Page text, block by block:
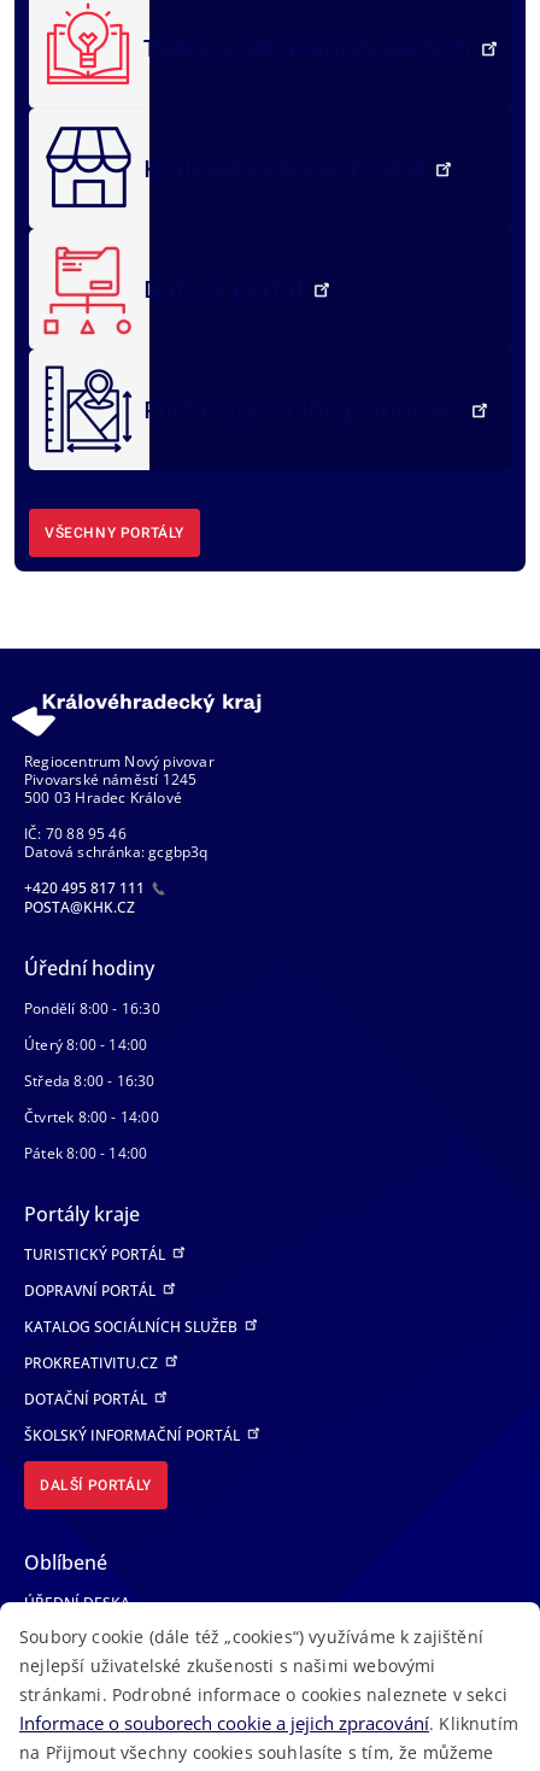
Týden vzdělávání dospělých
Královéhradecké tržiště
Datový portál
Portál územního plánování
VŠECHNY PORTÁLY
Regiocentrum Nový pivovar
Pivovarské náměstí 1245
500 03 Hradec Králové
IČ: 70 88 95 46
Datová schránka: gcgbp3q
+420 495 817 111
POSTA@KHK.CZ
Úřední hodiny
Pondělí 8:00 - 16:30
Úterý 8:00 - 14:00
Středa 8:00 - 16:30
Čtvrtek 8:00 - 14:00
Pátek 8:00 - 14:00
Portály kraje
TURISTICKÝ PORTÁL
DOPRAVNÍ PORTÁL
KATALOG SOCIÁLNÍCH SLUŽEB
PROKREATIVITU.CZ
DOTAČNÍ PORTÁL
ŠKOLSKÝ INFORMAČNÍ PORTÁL
DALŠÍ PORTÁLY
Oblíbené
ÚŘEDNÍ DESKA
TELEFONNÍ SEZNAM
LÉKAŘSKÁ POHOTOVOST
VOLNÁ MÍSTA
AKTUALITY
Soubory cookie (dále též „cookies“) využíváme k zajištění
nejlepší uživatelské zkušenosti s našimi webovými
stránkami. Podrobné informace o cookies naleznete v sekci
Informace o souborech cookie a jejich zpracování. Kliknutím
na Přijmout všechny cookies souhlasíte s tím, že můžeme